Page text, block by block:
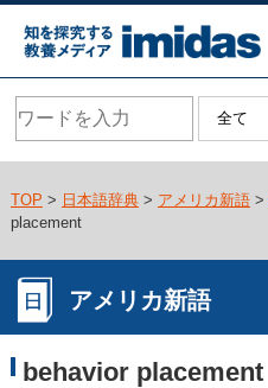
TOP > 日本語辞典> アメリカ新語>
placement
アメリカ新語
behavior placement